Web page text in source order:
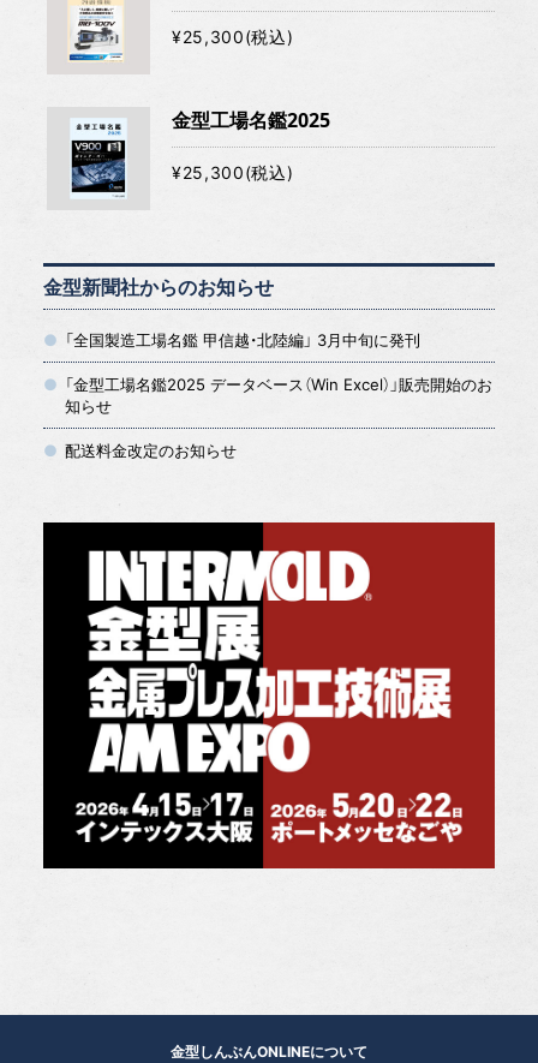
¥25,300(税込)
金型工場名鑑2025
¥25,300(税込)
金型新聞社からのお知らせ
「全国製造工場名鑑 甲信越・北陸編」 3月中旬に発刊
「金型工場名鑑2025 データベース（Win Excel）」販売開始のお
知らせ
配送料金改定のお知らせ
金型しんぶんONLINEについて